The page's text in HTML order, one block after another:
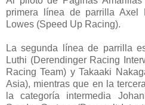
primera línea de parrilla Axel
Lowes (Speed Up Racing).
La segunda línea de parrilla
Luthi (Derendinger Racing
Racing Team) y Takaaki
Asia), mientras que en la
la categoría intermedia